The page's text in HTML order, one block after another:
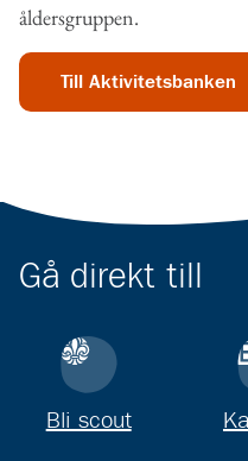
åldersgruppen.
Till Aktivitetsbanken
Gå direkt till
Bli scout